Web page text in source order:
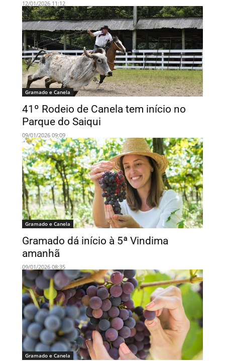
12/01/2026 11:12
Gramado e Canela
41º Rodeio de Canela tem início no
Parque do Saiqui
09/01/2026 09:09
Gramado e Canela
Gramado dá início à 5ª Vindima
amanhã
09/01/2026 08:35
Gramado e Canela